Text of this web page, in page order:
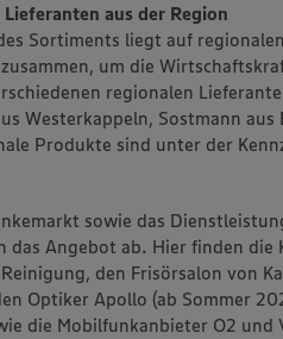
aus der Region
Sortiments liegt auf
um die
regionalen
Westerkappeln, Sostmann
Produkte sind unter der
sowie das
das Angebot ab. Hier finden die
Reinigung, den Frisörsalon von
Optiker Apollo (ab Sommer
die Mobilfunkanbieter O2 und